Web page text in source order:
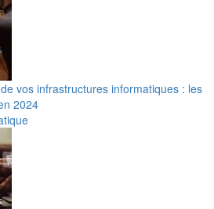
vos infrastructures informatiques : les
2024